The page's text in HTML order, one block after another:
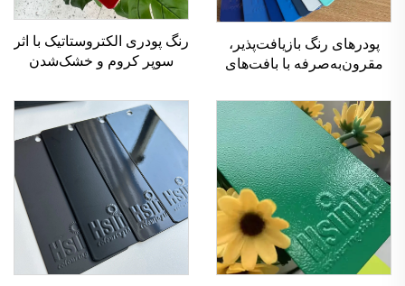
پودرهای رنگ بازیافت‌پذیر،
مقرون‌به‌صرفه با بافت‌های
پاششی
رنگ پودری الکتروستاتیک با اثر
سوپر کروم و خشک‌شدن
رنگ‌های شیرین‌مانند برای
روکش فلزی، وارنیش و
رنگ‌آمیزی خودرو